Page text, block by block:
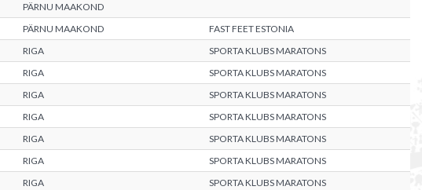
PÄRNU MAAKOND
PÄRNU MAAKOND
FAST FEET ESTONIA
RIGA
SPORTA KLUBS MARATONS
RIGA
SPORTA KLUBS MARATONS
RIGA
SPORTA KLUBS MARATONS
RIGA
SPORTA KLUBS MARATONS
RIGA
SPORTA KLUBS MARATONS
RIGA
SPORTA KLUBS MARATONS
RIGA
SPORTA KLUBS MARATONS